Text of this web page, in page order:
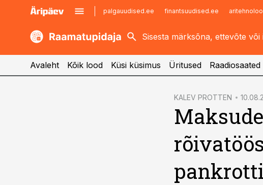
palgauudised.ee finantsuudised.ee
kaubandus.ee
kinnisvarauudised.ee
imelineajalugu.ee
Avaleht Kõik lood Küsi küsimus Üritused Raadiosaated
KALEV PROTTEN
pankrotti